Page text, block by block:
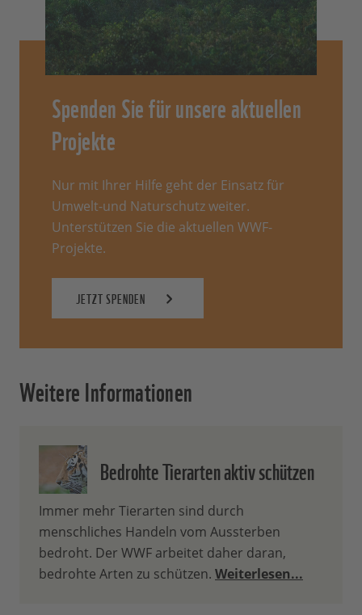
Spenden Sie für unsere aktuellen
Projekte
Nur mit Ihrer Hilfe geht der Einsatz für
Umwelt-und Naturschutz weiter.
Unterstützen Sie die aktuellen WWF-
Projekte.
JETZT SPENDEN
Weitere Informationen
Bedrohte Tierarten aktiv schützen
Immer mehr Tierarten sind durch
menschliches Handeln vom Aussterben
bedroht. Der WWF arbeitet daher daran,
bedrohte Arten zu schützen. Weiterlesen...